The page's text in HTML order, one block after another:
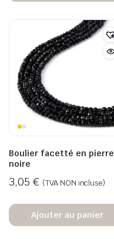
Boulier facetté en pierre
noire
3,05 € (TVA NON incluse)
Ajouter au panier